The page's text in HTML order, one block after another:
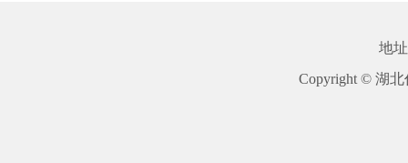
地
Copyright © 湖北